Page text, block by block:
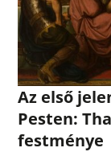
Az első
Pesten:
festménye